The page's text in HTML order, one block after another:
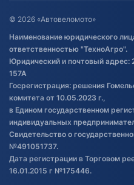
Договор публичной оферты
Обработка файлов cookie
Постановка транспорта на
Обновления в ЭПТС 2024
© 2026 «Автовеломото»
Наименование юридического
ответственностью "ТехноАгро".
Юридический и почтовый адрес:
157А
Госрегистрация: решения
комитета от 10.05.2023 г.,
в Едином государственном
индивидуальных
Свидетельство о
№491051737.
Дата регистрации в Торговом
16.01.2015 г №175446.